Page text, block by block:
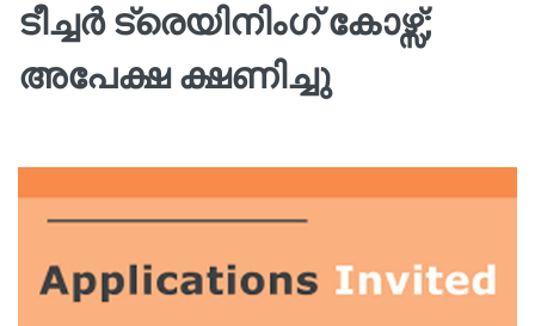
ടീച്ചര്‍ ട്രെയിനിംഗ് കോഴ്സ്;
അപേക്ഷ ക്ഷണിച്ചു